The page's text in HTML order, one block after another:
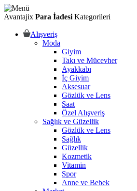
Avantajix Para İadesi Kategorileri
Alışveriş
Moda
Giyim
Takı ve Mücevher
Ayakkabı
İç Giyim
Aksesuar
Gözlük ve Lens
Saat
Özel Alışveriş
Sağlık ve Güzellik
Gözlük ve Lens
Sağlık
Güzellik
Kozmetik
Vitamin
Spor
Anne ve Bebek